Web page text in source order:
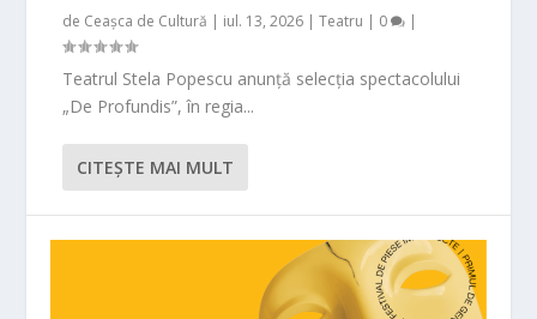
de Ceașca de Cultură | iul. 13, 2026 |Teatru | 0 |
Teatrul Stela Popescu anunță selecția spectacolului
„De Profundis”, în regia...
CITEŞTE MAI MULT